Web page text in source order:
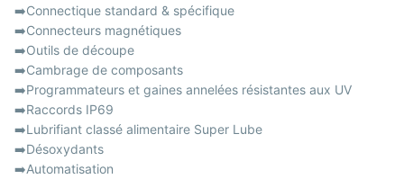
➡️Connectique standard & spécifique
➡️Connecteurs magnétiques
➡️Outils de découpe
➡️Cambrage de composants
➡️Programmateurs et gaines annelées résistantes aux UV
➡️Raccords IP69
➡️Lubrifiant classé alimentaire Super Lube
➡️Désoxydants
➡️Automatisation